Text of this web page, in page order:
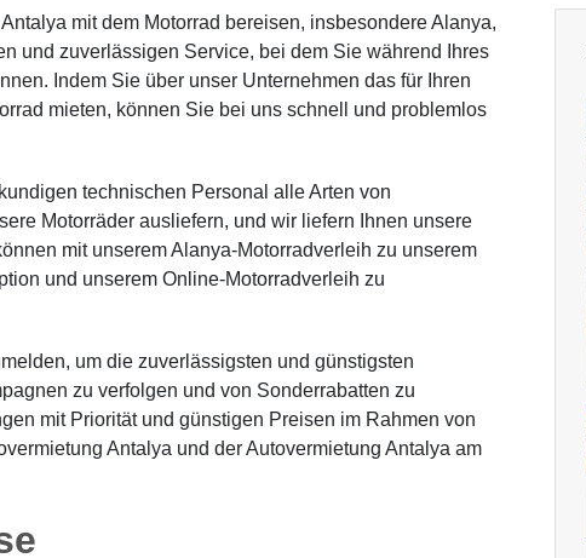
mit dem Motorrad bereisen, insbesondere Alanya,
und zuverlässigen Service, bei dem Sie während Ihres
Indem Sie über unser Unternehmen das für Ihren
mieten, können Sie bei uns schnell und problemlos
technischen Personal alle Arten von
Motorräder ausliefern, und wir liefern Ihnen unsere
mit unserem Alanya-Motorradverleih zu unserem
und unserem Online-Motorradverleih zu
um die zuverlässigsten und günstigsten
zu verfolgen und von Sonderrabatten zu
mit Priorität und günstigen Preisen im Rahmen von
Antalya und der Autovermietung Antalya am